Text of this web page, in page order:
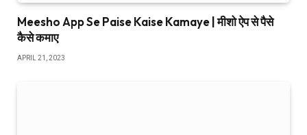
Meesho App Se Paise Kaise Kamaye | मीशो ऐप से पैसे
कैसे कमाए
APRIL 21, 2023